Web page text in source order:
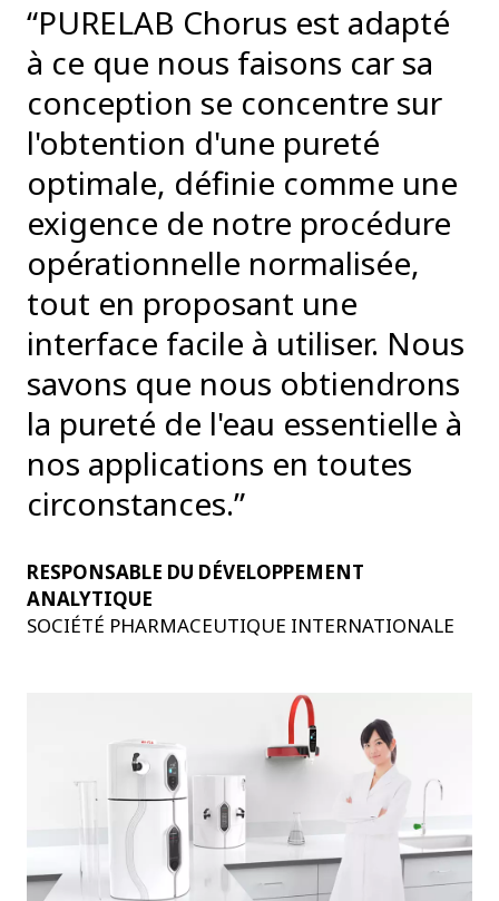
“PURELAB Chorus est adapté
à ce que nous faisons car sa
conception se concentre sur
l'obtention d'une pureté
optimale, définie comme une
exigence de notre procédure
opérationnelle normalisée,
tout en proposant une
interface facile à utiliser. Nous
savons que nous obtiendrons
la pureté de l'eau essentielle à
nos applications en toutes
circonstances.”
RESPONSABLE DU DÉVELOPPEMENT
ANALYTIQUE
SOCIÉTÉ PHARMACEUTIQUE INTERNATIONALE
n